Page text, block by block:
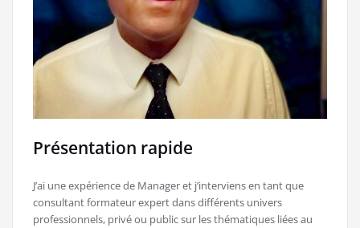
Présentation rapide
J’ai une expérience de Manager et j’interviens en tant que
consultant formateur expert dans différents univers
professionnels, privé ou public sur les thématiques liées au